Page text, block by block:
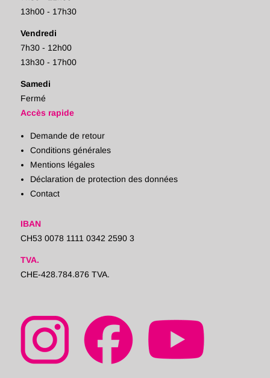
13h00 - 17h30
Vendredi
7h30 - 12h00
13h30 - 17h00
Samedi
Fermé
Accès rapide
Demande de retour
Conditions générales
Mentions légales
Déclaration de protection des données
Contact
IBAN
CH53 0078 1111 0342 2590 3
TVA.
CHE-428.784.876 TVA.